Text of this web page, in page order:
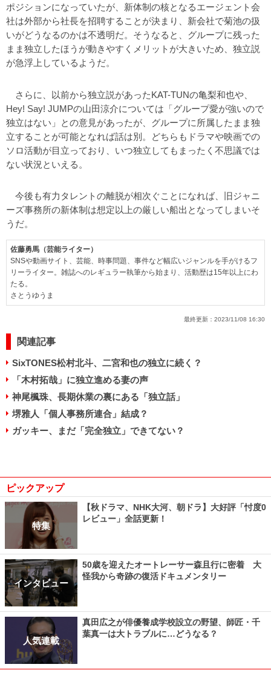
ポジションになっていたが、新体制の核となるエージェント会
社は外部から社長を招聘することが決まり、新会社で菊池の扱
いがどうなるのかは不透明だ。そうなると、グループに残った
まま独立したほうが動きやすくメリットが大きいため、独立説
が急浮上しているようだ。
さらに、以前から独立説があったKAT-TUNの亀梨和也や、
Hey! Say! JUMPの山田涼介については「グループ愛が強いので
独立はない」との意見があったが、グループに所属したまま独
立することが可能となれば話は別。どちらもドラマや映画での
ソロ活動が目立っており、いつ独立してもまったく不思議では
ない状況といえる。
今後も有力タレントの離脱が相次ぐことになれば、旧ジャニ
ーズ事務所の新体制は想定以上の厳しい船出となってしまいそ
うだ。
佐藤勇馬（芸能ライター）
SNSや動画サイト、芸能、時事問題、事件など幅広いジャンルを手がけるフ
リーライター。雑誌へのレギュラー執筆から始まり、活動歴は15年以上にわ
たる。
さとうゆうま
最終更新： 2023/11/08 16:30
関連記事
SixTONES松村北斗、二宮和也の独立に続く？
「木村拓哉」に独立進める妻の声
神尾楓珠、長期休業の裏にある「独立話」
堺雅人「個人事務所連合」結成？
ガッキー、まだ「完全独立」できてない？
ピックアップ
特集
【秋ドラマ、NHK大河、朝ドラ】大好評「忖度0
レビュー」全話更新！
インタビュー
50歳を迎えたオートレーサー森且行に密着 大
怪我から奇跡の復活ドキュメンタリー
人気連載
真田広之が俳優養成学校設立の野望、師匠・千
葉真一は大トラブルに…どうなる？